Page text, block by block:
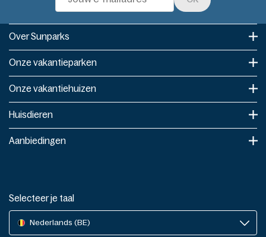
Over Sunparks
Onze vakantieparken
Onze vakantiehuizen
Huisdieren
Aanbiedingen
Selecteer je taal
Nederlands (BE)